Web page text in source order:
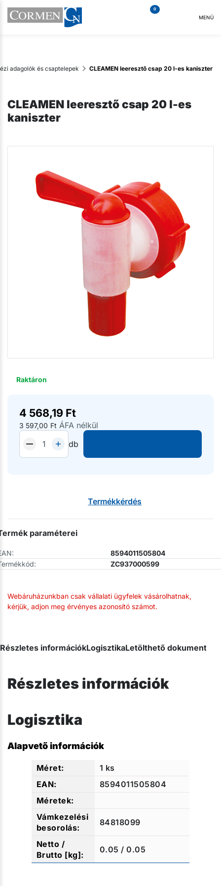
0
MENÜ
adagolók és csaptelepek CLEAMEN leeresztő csap 20 l-es kaniszter
CLEAMEN leeresztő csap 20 l-es
kaniszter
Raktáron
4 568,19 Ft
3 597,00 Ft ÁFA nélkül
db
Webáruházunkban csak vállalati ügyfelek vásárolhatnak,
kérjük, adjon meg érvényes azonosító számot.
Termékkérdés
paraméterei
8594011505804
ZC937000599
Részletes információkLogisztikaLetölthető
Részletes információk
Logisztika
Alapvető információk
1 ks
8594011505804
84818099
0.05 / 0.05